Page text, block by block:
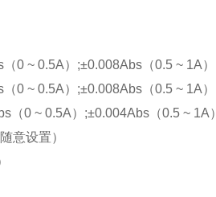
0 ~ 0.5A）;±0.008Abs（0.5 ~ 1A）
0 ~ 0.5A）;±0.008Abs（0.5 ~ 1A）
（0 ~ 0.5A）;±0.004Abs（0.5 ~ 1A）
意设置）